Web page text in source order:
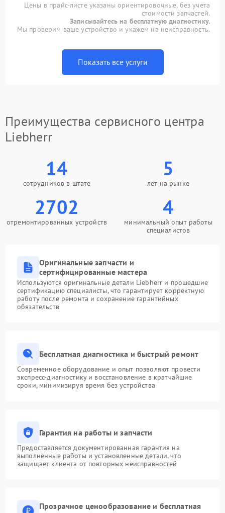
Цены в прайс-листе указаны ориентировочные, без учета
стоимости запчастей.
Записывайтесь на бесплатную диагностику.
Мы проверим ваше устройство и укажем на неисправность.
Показать все услуги
Преимущества сервисного центра
Liebherr
14
сотрудников в штате
5
лет на рынке
2702
отремонтированных устройств
4
минимальный опыт работы
специалистов
Оригинальные запчасти и
сертифицированные мастера
Используются оригинальные детали Liebherr и прошедшие
сертификацию специалисты, что гарантирует корректную
работу после ремонта и сохранение гарантийных
обязательств
Бесплатная диагностика и быстрый ремонт
Современное оборудование и опыт позволяют провести
экспресс-диагностику и восстановление в кратчайшие
сроки, минимизируя время без устройства
Гарантия на работы и запчасти
Предоставляется документированная гарантия на
выполненные работы и установленные детали, что
защищает клиента от повторных неисправностей
Прозрачное ценообразование и бесплатная